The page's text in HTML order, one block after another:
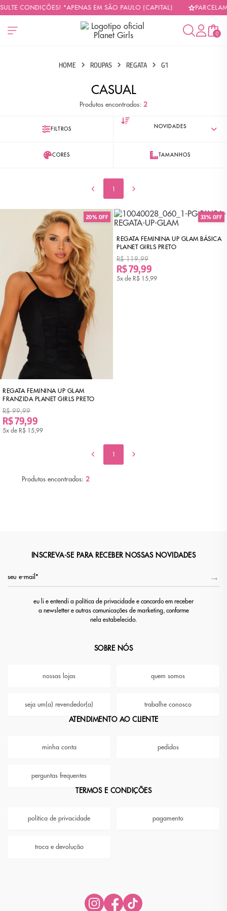
CONDIÇÕES! *APENAS EM SÃO PAULO (CAPITAL)
0
HOME ROUPAS REGATA G1
CASUAL
Produtos encontrados: 2
FILTROS
CORES TAMANHOS
1
20% OFF
REGATA FEMININA UP GLAM
FRANZIDA PLANET GIRLS PRETO
R$ 99,99
R$ 79,99
5x de R$ 15,99
33% OFF
REGATA FEMININA UP GLAM BÁSICA
PLANET GIRLS PRETO
R$ 119,99
R$ 79,99
5x de R$ 15,99
1
Produtos encontrados: 2
INSCREVA-SE PARA RECEBER NOSSAS NOVIDADES
eu li e entendi a política de privacidade e concordo em receber
a newsletter e outras comunicações de marketing, conforme
nela estabelecido.
SOBRE NÓS
nossas lojas quem somos
seja um(a) revendedor(a) trabalhe conosco
ATENDIMENTO AO CLIENTE
minha conta pedidos
perguntas frequentes
TERMOS E CONDIÇÕES
política de privacidade pagamento
troca e devolução